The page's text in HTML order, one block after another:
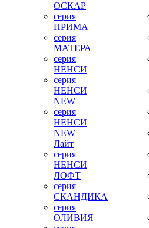
ОСКАР
серия
ПРИМА
серия
МАТЕРА
серия
НЕНСИ
серия
НЕНСИ
NEW
серия
НЕНСИ
NEW
Лайт
серия
НЕНСИ
ЛОФТ
серия
СКАНДИКА
серия
ОЛИВИЯ